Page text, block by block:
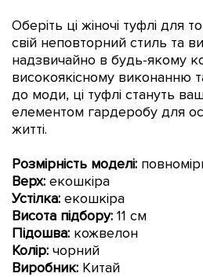
Оберіть ці жіночі туфлі для
свій неповторний стиль та
надзвичайно в будь-якому
високоякісному виконанню
до моди, ці туфлі стануть
елементом гардеробу для
житті.
Розмірність моделі: повно
Верх: екошкіра
Устілка: екошкіра
Висота підбору: 11 см
Підошва: кожвелон
Колір: чорний
Виробник: Китай